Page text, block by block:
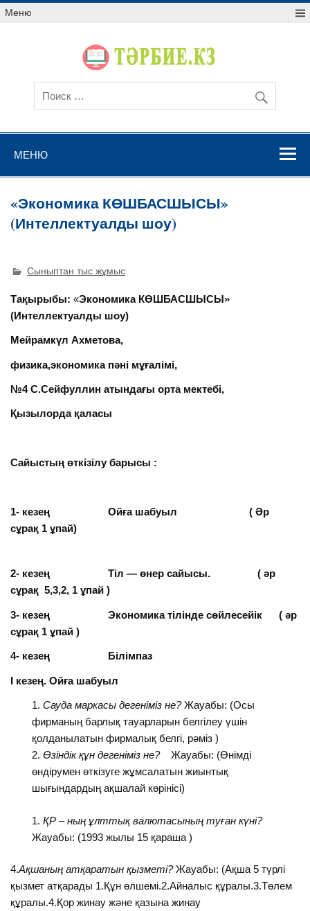
Меню
МЕНЮ
«Экономика КӨШБАСШЫСЫ»
(Интеллектуалды шоу)
Сыныптан тыс жұмыс
Тақырыбы:«Экономика КӨШБАСШЫСЫ»
(Интеллектуалды шоу)
Мейрамкүл Ахметова,
физика,экономика пәні мұғалімі,
№4 С.Сейфуллин атындағы орта мектебі,
Қызылорда қаласы
Сайыстың өткізілу барысы :
1- кезең Ойға шабуыл ( Әр
сұрақ 1 ұпай)
2- кезең Тіл — өнер сайысы. ( әр
сұрақ 5,3,2, 1 ұпай )
3- кезең Экономика тілінде сөйлесейік ( әр
сұрақ 1 ұпай )
4- кезең Білімпаз
І кезең. Ойға шабуыл
Сауда маркасы дегеніміз не?Жауабы: (Осы
фирманың барлық тауарларын белгілеу үшін
қолданылатын фирмалық белгі, рәміз )
Өзіндік құн дегеніміз не?Жауабы: (Өнімді
өндірумен өткізуге жұмсалатын жиынтық
шығындардың ақшалай көрінісі)
ҚР – ның ұлттық валютасының туған күні?
Жауабы: (1993 жылы 15 қараша )
4.Ақшаның атқаратын қызметі?Жауабы: (Ақша 5 түрлі
қызмет атқарады 1.Құн өлшемі.2.Айналыс құралы.3.Төлем
құралы.4.Қор жинау және қазына жинау